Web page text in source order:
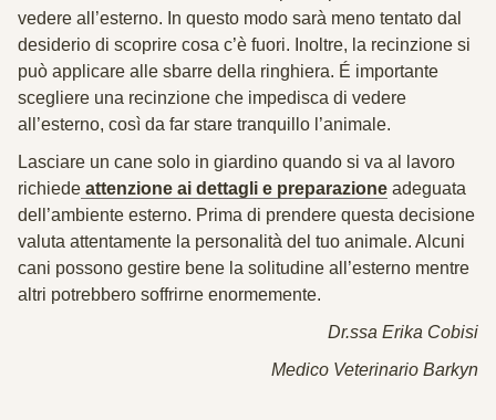
vedere all’esterno. In questo modo sarà meno tentato dal
desiderio di scoprire cosa c’è fuori. Inoltre, la recinzione si
può applicare alle sbarre della ringhiera. É importante
scegliere una recinzione che impedisca di vedere
all’esterno, così da far stare tranquillo l’animale.
Lasciare un cane solo in giardino quando si va al lavoro
richiede attenzione ai dettagli e preparazione adeguata
dell’ambiente esterno. Prima di prendere questa decisione
valuta attentamente la personalità del tuo animale. Alcuni
cani possono gestire bene la solitudine all’esterno mentre
altri potrebbero soffrirne enormemente.
Dr.ssa Erika Cobisi
Medico Veterinario Barkyn